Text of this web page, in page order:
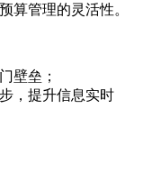
算管理的灵活性。
壁垒；
，提升信息实时